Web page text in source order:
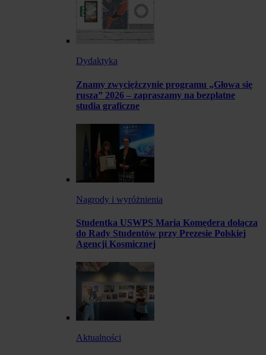
Dydaktyka
Znamy zwyciężczynie programu „Głowa się
rusza” 2026 – zapraszamy na bezpłatne
studia graficzne
Nagrody i wyróżnienia
Studentka USWPS Maria Komędera dołącza
do Rady Studentów przy Prezesie Polskiej
Agencji Kosmicznej
Aktualności